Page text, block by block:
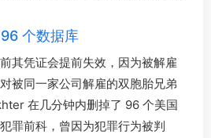
个数据库
其凭证会提前失效，因为被解雇
被同一家公司解雇的双胞胎兄弟
在几分钟内删掉了 96 个美国
罪前科，曾因为犯罪行为被判